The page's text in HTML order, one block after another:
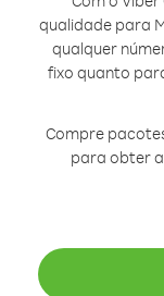
qualidade para
qualquer
fixo quanto
Compre
para obter